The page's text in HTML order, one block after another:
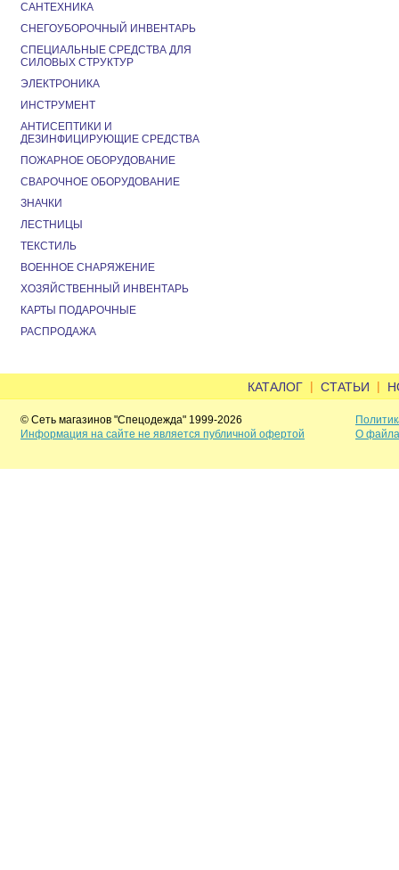
САНТЕХНИКА
СНЕГОУБОРОЧНЫЙ ИНВЕНТАРЬ
СПЕЦИАЛЬНЫЕ СРЕДСТВА ДЛЯ
СИЛОВЫХ СТРУКТУР
ЭЛЕКТРОНИКА
ИНСТРУМЕНТ
АНТИСЕПТИКИ И
ДЕЗИНФИЦИРУЮЩИЕ СРЕДСТВА
ПОЖАРНОЕ ОБОРУДОВАНИЕ
СВАРОЧНОЕ ОБОРУДОВАНИЕ
ЗНАЧКИ
ЛЕСТНИЦЫ
ТЕКСТИЛЬ
ВОЕННОЕ СНАРЯЖЕНИЕ
ХОЗЯЙСТВЕННЫЙ ИНВЕНТАРЬ
КАРТЫ ПОДАРОЧНЫЕ
РАСПРОДАЖА
КАТАЛОГ | СТАТЬИ |
© Сеть магазинов "Спецодежда" 1999-2026
Информация на сайте не является публичной офертой
О